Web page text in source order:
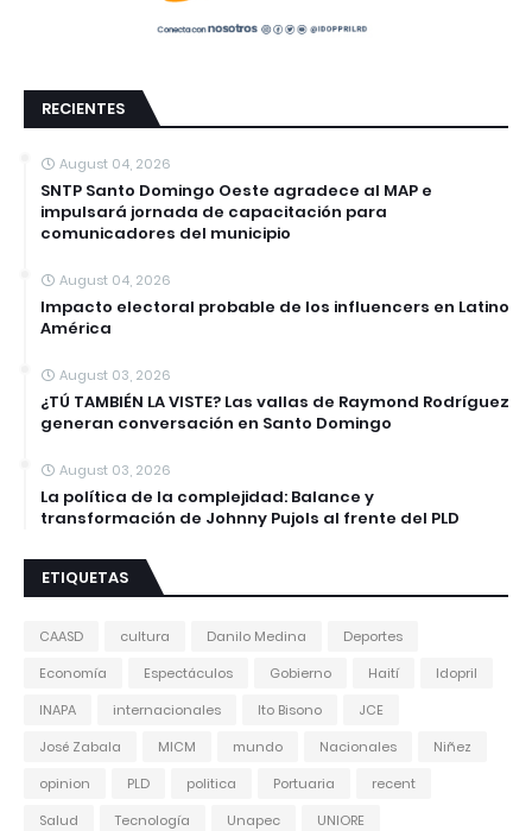
RECIENTES
August 04, 2026
SNTP Santo Domingo Oeste agradece al MAP e
impulsará jornada de capacitación para
comunicadores del municipio
August 04, 2026
Impacto electoral probable de los influencers en Latino
América
August 03, 2026
¿TÚ TAMBIÉN LA VISTE? Las vallas de Raymond Rodríguez
generan conversación en Santo Domingo
August 03, 2026
La política de la complejidad: Balance y
transformación de Johnny Pujols al frente del PLD
ETIQUETAS
CAASD cultura Danilo Medina
Deportes
Economía
Espectáculos Gobierno Haití
Idopril
INAPA
internacionales Ito Bisono
JCE
José Zabala
MICM mundo Nacionales
Niñez
opinion
PLD politica Portuaria
recent
Salud
Tecnología Unapec UNIORE